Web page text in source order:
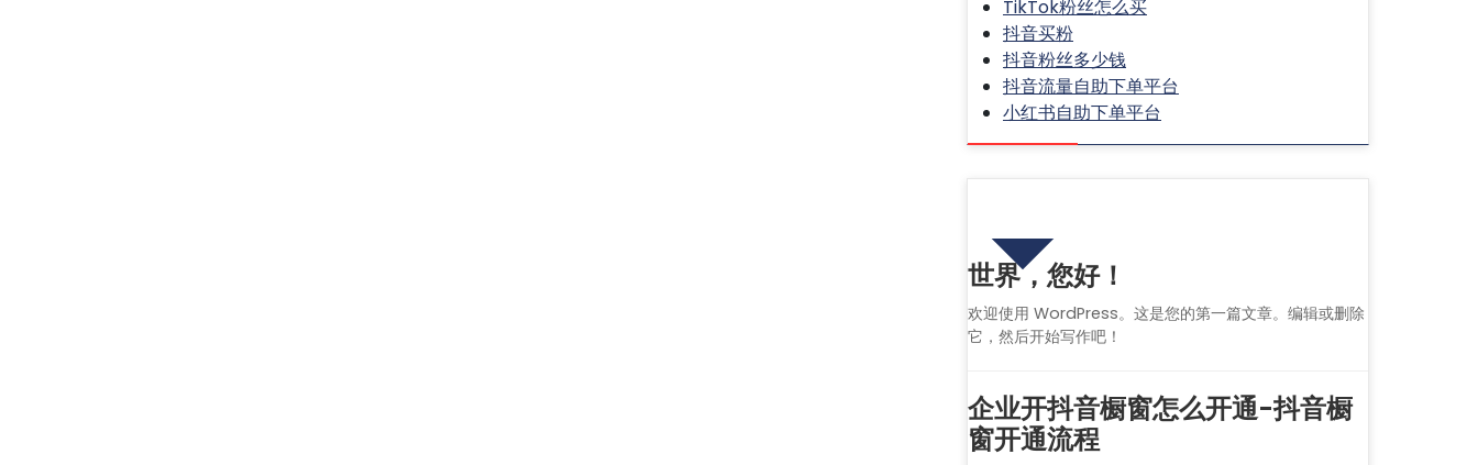
TikTok粉丝怎么买
抖音买粉
抖音粉丝多少钱
抖音流量自助下单平台
小红书自助下单平台
世界，您好！
欢迎使用 WordPress。这是您的第一篇文章。编辑或删除
它，然后开始写作吧！
企业开抖音橱窗怎么开通-抖音橱
窗开通流程